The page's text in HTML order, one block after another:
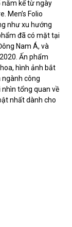
năm kể từ ngày
Men’s Folio
như xu hướng
đã có mặt tại
Nam Á, và
Ấn phẩm
hình ảnh bắt
công
nhìn tổng quan về
nhất dành cho